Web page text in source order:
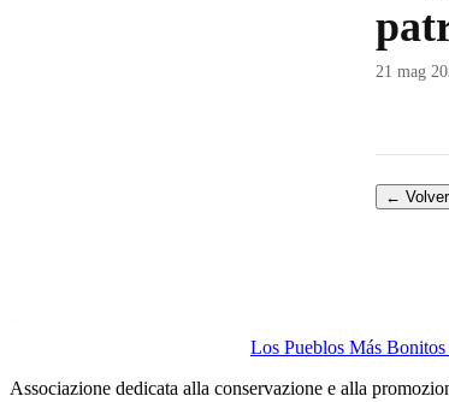
21 mag
← Volver
Los Pueblos Más
Associazione dedicata alla conservazione e alla